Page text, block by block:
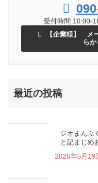
受付時間 10:00-
【企業様】 メ
ら
最近の投稿
ジオまんぷ
と記まじめ
2026年5月19